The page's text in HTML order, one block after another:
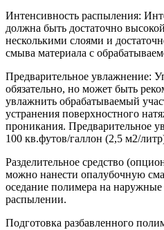
Интенсивность распыления:
должна быть достаточно
несколькими слоями и
смыва материала с
Предварительное увлажнение:
обязательно, но может быть
увлажнить обрабатываемый
устранения поверхностного
проникания. Предварительное
100 кв.футов/галлон (2,5 м2/
Разделительное средство
можно нанести опалубочную
оседание полимера на наружные
распылении.
Подготовка разбавленного